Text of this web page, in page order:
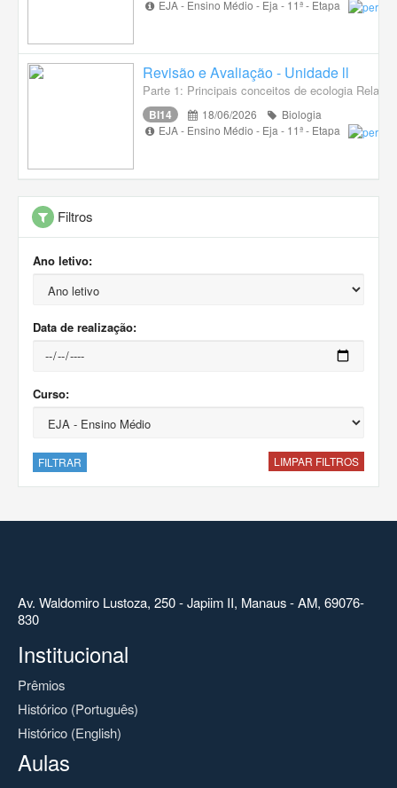
EJA - Ensino Médio - Eja - 11ª - Etapa
Revisão e Avaliação - Unidade ll
Parte 1: Principais conceitos de ecologia
BI14 18/06/2026
Biologia
EJA - Ensino Médio - Eja - 11ª - Etapa
Filtros
Ano letivo:
Data de realização:
Curso:
FILTRAR LIMPAR FILTROS
Av. Waldomiro Lustoza, 250 - Japiim II, Manaus - AM, 69076-
830
Institucional
Prêmios
Histórico (Português)
Histórico (English)
Aulas